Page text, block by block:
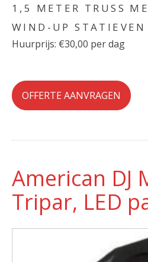
1,5 METER TRUSS
WIND-UP STATIEVEN
Huurprijs: €30,00 per dag
OFFERTE AANVRAGEN
American DJ
Tripar, LED